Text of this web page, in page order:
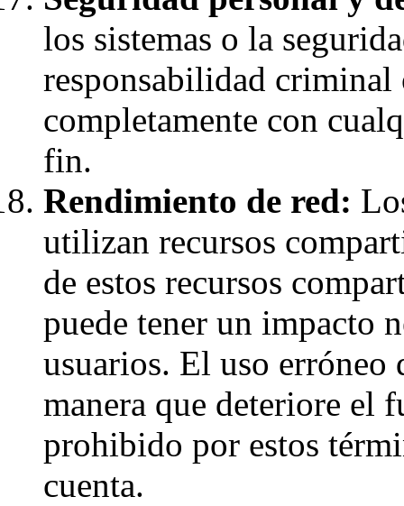
los sistemas o la
responsabilidad
completamente con
fin.
Rendimiento de red:
utilizan recursos
de estos recursos
puede tener un impacto
usuarios. El uso erróneo
manera que deteriore el
prohibido por estos
cuenta.